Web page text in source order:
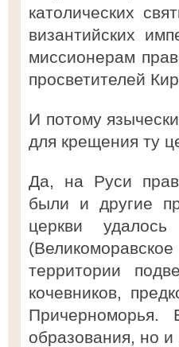
католических
византийских
миссионерам
просветителей
И потому
для крещения ту
Да, на Руси
были и другие
церкви
территории
кочевников,
Причерноморья.
образования, но